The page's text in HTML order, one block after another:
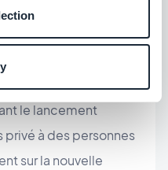
qui a
de tester cette
le lancement
à des personnes
sur la nouvelle